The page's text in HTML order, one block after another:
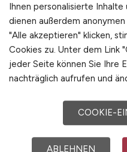
(m/w/d)
vor 3 Tagen
Ihnen personalisierte Inhalte
dienen außerdem
"Alle akzeptieren" klicken,
Cookies zu. Unter dem Link
jeder Seite können Sie Ihre
nachträglich aufrufen und
COOKIE-
ABLEHNEN